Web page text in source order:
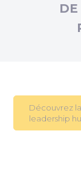
Découvrez
leadership